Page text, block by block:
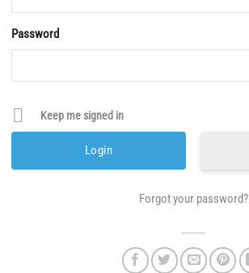
Password
Keep me signed in
Forgot your password?